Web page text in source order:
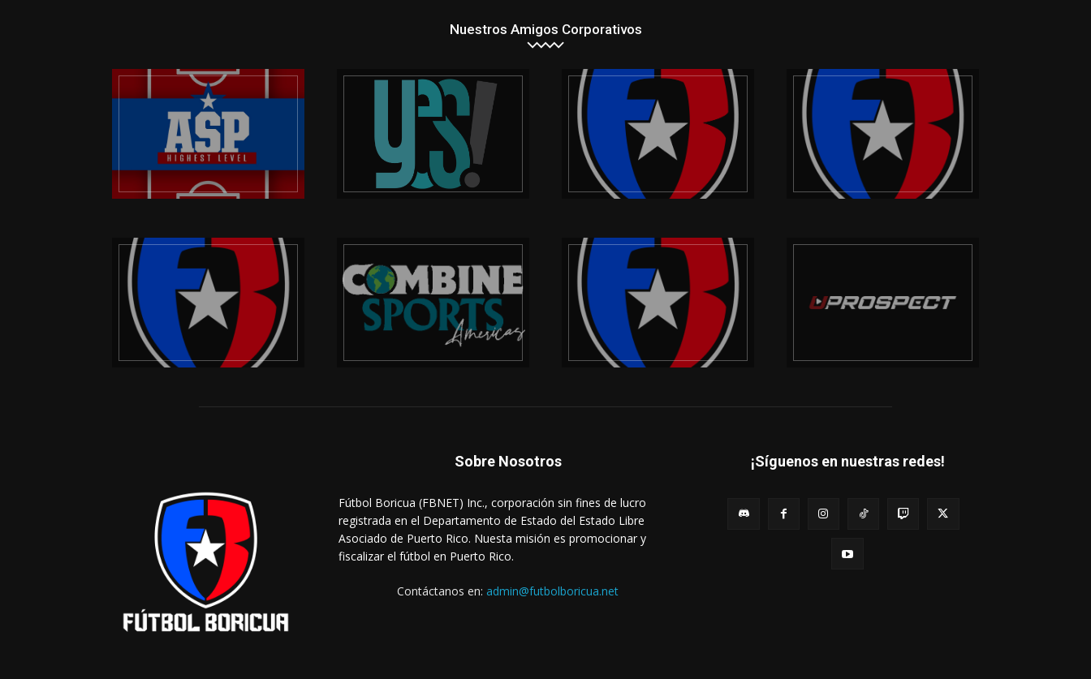
Nuestros Amigos Corporativos
Sobre Nosotros
Fútbol Boricua (FBNET) Inc., corporación sin fines de lucro
registrada en el Departamento de Estado del Estado Libre
Asociado de Puerto Rico. Nuesta misión es promocionar y
fiscalizar el fútbol en Puerto Rico.
Contáctanos en: admin@futbolboricua.net
¡Síguenos en nuestras redes!